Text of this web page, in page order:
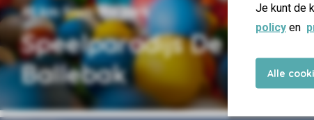
Je kunt de
policy en
Alle
Speelparadijs De
Ballebak
48 km from the park